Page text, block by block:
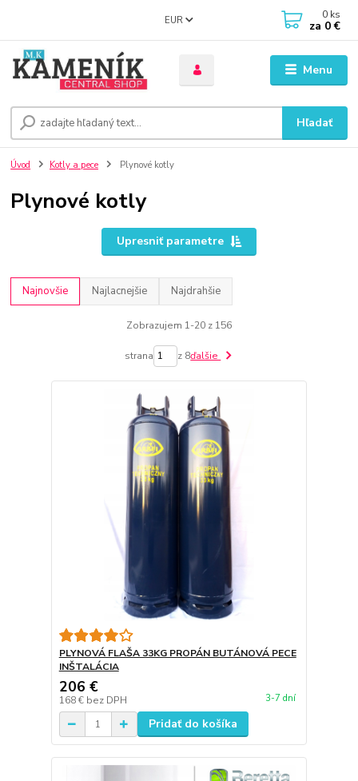
Menu
EUR
Hľadať
0 ks
za 0 €
Úvod Kotly a pece Plynové kotly
Plynové kotly
Upresniť parametre
Najnovšie Najlacnejšie Najdrahšie
Zobrazujem 1-20 z 156
strana z 8ďalšie
PLYNOVÁ FLAŠA 33KG PROPÁN BUTÁNOVÁ PECE
INŠTALÁCIA
206 €
168 € bez DPH 3-7 dní
Pridať do košíka